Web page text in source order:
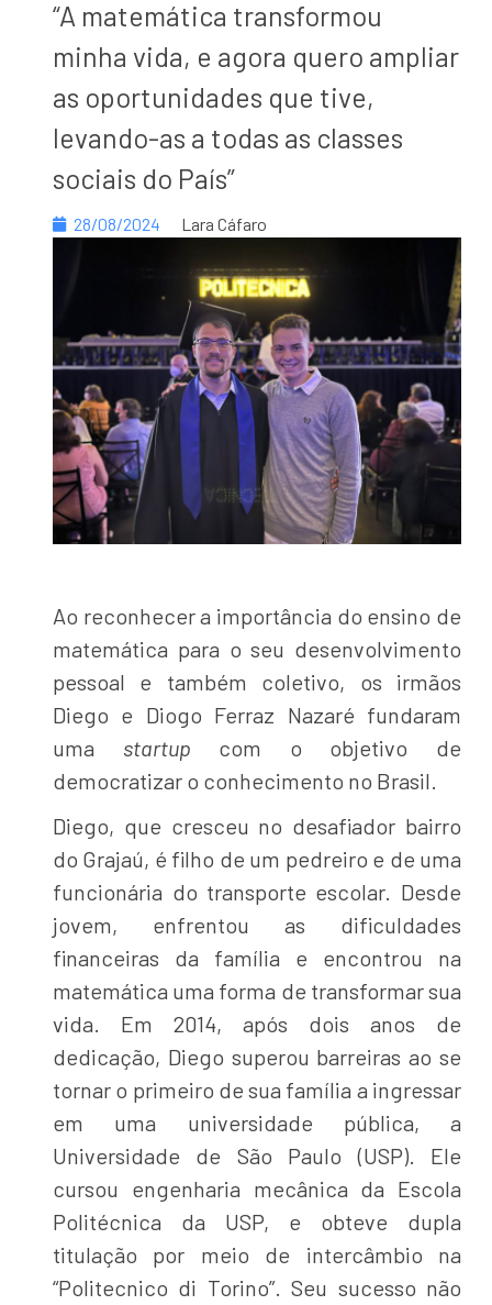
“A matemática transformou
minha vida, e agora quero ampliar
as oportunidades que tive,
levando-as a todas as classes
sociais do País”
28/08/2024 Lara Cáfaro
Ao reconhecer a importância do ensino de
matemática para o seu desenvolvimento
pessoal e também coletivo, os irmãos
Diego e Diogo Ferraz Nazaré fundaram
uma startup com o objetivo de
democratizar o conhecimento no Brasil.
Diego, que cresceu no desafiador bairro
do Grajaú, é filho de um pedreiro e de uma
funcionária do transporte escolar. Desde
jovem, enfrentou as dificuldades
financeiras da família e encontrou na
matemática uma forma de transformar sua
vida. Em 2014, após dois anos de
dedicação, Diego superou barreiras ao se
tornar o primeiro de sua família a ingressar
em uma universidade pública, a
Universidade de São Paulo (USP). Ele
cursou engenharia mecânica da Escola
Politécnica da USP, e obteve dupla
titulação por meio de intercâmbio na
“Politecnico di Torino”. Seu sucesso não